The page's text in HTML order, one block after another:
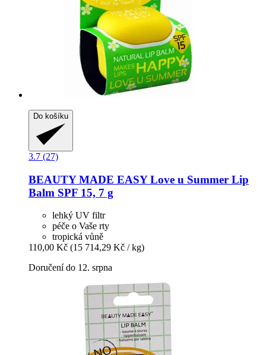
Do košíku
3.7 (27)
BEAUTY MADE EASYLove u Summer Lip
Balm SPF 15, 7 g
lehký UV filtr
péče o Vaše rty
tropická vůně
110,00 Kč (15 714,29 Kč / kg)
Doručení do 12. srpna